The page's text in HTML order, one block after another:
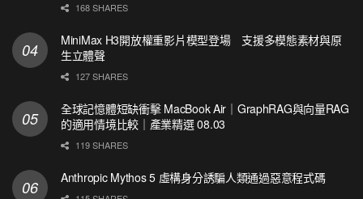
168 SHARES
MiniMax H3開放權重影片模型登場 支援多模態素材與原
生立體聲
127 SHARES
全球記憶體短缺衝擊 MacBook Air｜GraphRAG與向量RAG
的適用情境比較｜產業精選 08.03
119 SHARES
Anthropic Mythos 5 虛構身分誘騙人類通過惡意程式碼